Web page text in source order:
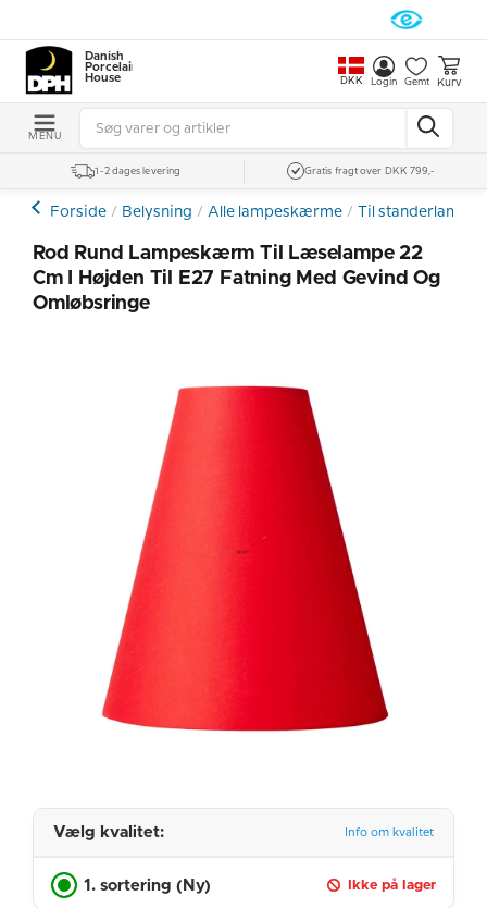
Danish
Porcelain
House
DKK Login Gemt Kurv
MENU
1-2 dages levering Gratis fragt over DKK 799,-
Forside Belysning Alle lampeskærme Til standerlamper
Rod Rund Lampeskærm Til Læselampe 22
Cm I Højden Til E27 Fatning Med Gevind Og
Omløbsringe
Vælg kvalitet: Info om kvalitet
1. sortering (Ny) Ikke på lager